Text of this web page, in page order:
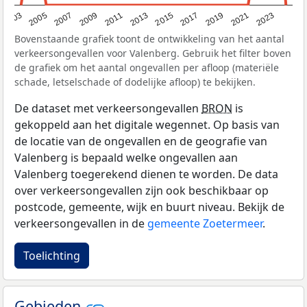
2003 2005 2007 2009 2011 2013 2015 2017 2019 2021 2023
Bovenstaande grafiek toont de ontwikkeling van het aantal
verkeersongevallen voor Valenberg. Gebruik het filter boven
de grafiek om het aantal ongevallen per afloop (materiële
schade, letselschade of dodelijke afloop) te bekijken.
De dataset met verkeersongevallen BRON is
gekoppeld aan het digitale wegennet. Op basis van
de locatie van de ongevallen en de geografie van
Valenberg is bepaald welke ongevallen aan
Valenberg toegerekend dienen te worden. De data
over verkeersongevallen zijn ook beschikbaar op
postcode, gemeente, wijk en buurt niveau. Bekijk de
verkeersongevallen in de gemeente Zoetermeer.
Toelichting